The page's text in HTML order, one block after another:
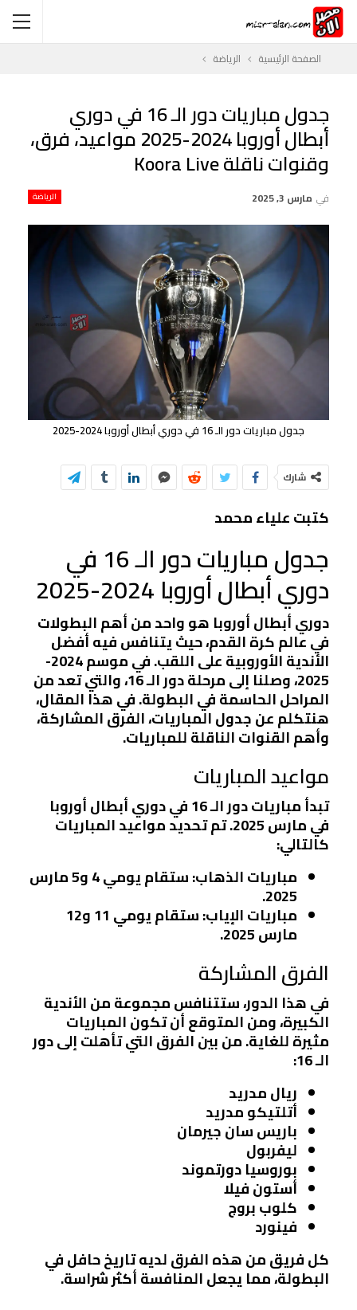
الصفحة الرئيسية الرياضة
جدول مباريات دور الـ 16 في دوري
أبطال أوروبا 2024-2025 مواعيد، فرق،
وقنوات ناقلة Koora Live
الرياضة في مارس 3, 2025
جدول مباريات دور الـ 16 في دوري أبطال أوروبا 2024-2025
شارك
كتبت علياء محمد
جدول مباريات دور الـ 16 في
دوري أبطال أوروبا 2024-2025
دوري أبطال أوروبا هو واحد من أهم البطولات
في عالم كرة القدم، حيث يتنافس فيه أفضل
الأندية الأوروبية على اللقب. في موسم 2024-
2025، وصلنا إلى مرحلة دور الـ 16، والتي تعد من
المراحل الحاسمة في البطولة. في هذا المقال،
هنتكلم عن جدول المباريات، الفرق المشاركة،
وأهم القنوات الناقلة للمباريات.
مواعيد المباريات
تبدأ مباريات دور الـ 16 في دوري أبطال أوروبا
في مارس 2025. تم تحديد مواعيد المباريات
كالتالي:
مباريات الذهاب
: ستقام يومي 4 و5 مارس
2025.
مباريات الإياب : ستقام يومي 11 و12
مارس 2025.
الفرق المشاركة
في هذا الدور، ستتنافس مجموعة من الأندية
الكبيرة، ومن المتوقع أن تكون المباريات
مثيرة للغاية. من بين الفرق التي تأهلت إلى دور
الـ 16:
ريال مدريد
أتلتيكو مدريد
باريس سان جيرمان
ليفربول
بوروسيا دورتموند
أستون فيلا
كلوب بروج
فينورد
كل فريق من هذه الفرق لديه تاريخ حافل في
البطولة، مما يجعل المنافسة أكثر شراسة.